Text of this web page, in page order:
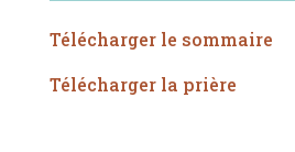
Télécharger le sommaire
Télécharger la prière